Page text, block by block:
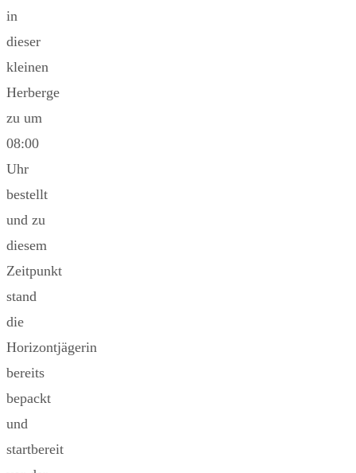
in
dieser
kleinen
Herberge
zu um
08:00
Uhr
bestellt
und zu
diesem
Zeitpunkt
stand
die
Horizontjägerin
bereits
bepackt
und
startbereit